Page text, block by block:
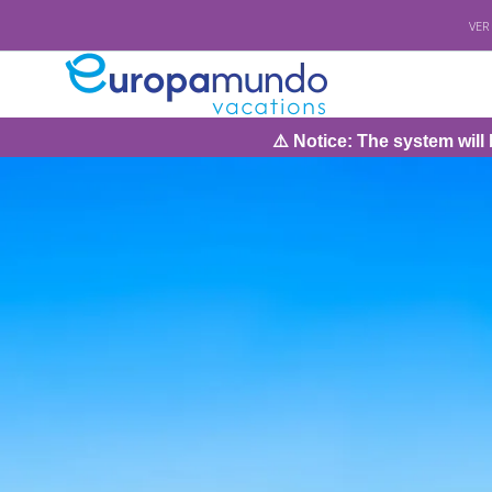
⚠️ Notice: The system will be under